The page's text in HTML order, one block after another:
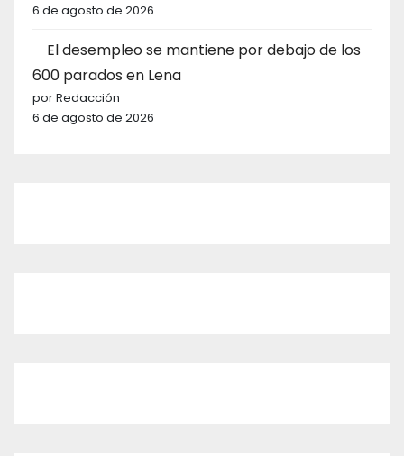
6 de agosto de 2026
El desempleo se mantiene por debajo de los
600 parados en Lena
por Redacción
6 de agosto de 2026